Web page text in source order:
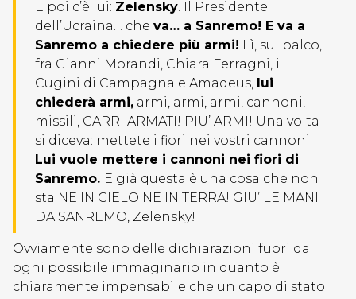
E poi c’è lui: Zelensky. Il Presidente
dell’Ucraina… che va… a Sanremo! E va a
Sanremo a chiedere più armi! Lì, sul palco,
fra Gianni Morandi, Chiara Ferragni, i
Cugini di Campagna e Amadeus, lui
chiederà armi, armi, armi, armi, cannoni,
missili, CARRI ARMATI! PIU’ ARMI! Una volta
si diceva: mettete i fiori nei vostri cannoni.
Lui vuole mettere i cannoni nei fiori di
Sanremo. E già questa è una cosa che non
sta NE IN CIELO NE IN TERRA! GIU’ LE MANI
DA SANREMO, Zelensky!
Ovviamente sono delle dichiarazioni fuori da
ogni possibile immaginario in quanto è
chiaramente impensabile che un capo di stato